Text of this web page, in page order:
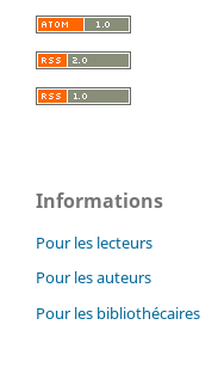
Informations
Pour les lecteurs
Pour les auteurs
Pour les bibliothécaires